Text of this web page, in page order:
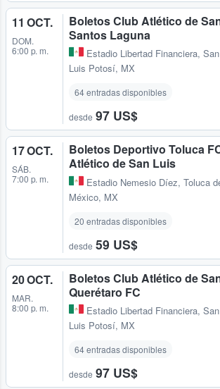
11 OCT.
DOM.
6:00 p. m.
Boletos Club Atlético de
Santos Laguna
Estadio Libertad Financiera,
Luis Potosí, MX
64 entradas disponibles
desde 97 US$
17 OCT.
SÁB.
7:00 p. m.
Boletos Deportivo Toluca
Atlético de San Luis
Estadio Nemesio Díez, Toluca
México, MX
20 entradas disponibles
desde 59 US$
20 OCT.
MAR.
8:00 p. m.
Boletos Club Atlético de
Querétaro FC
Estadio Libertad Financiera,
Luis Potosí, MX
64 entradas disponibles
desde 97 US$